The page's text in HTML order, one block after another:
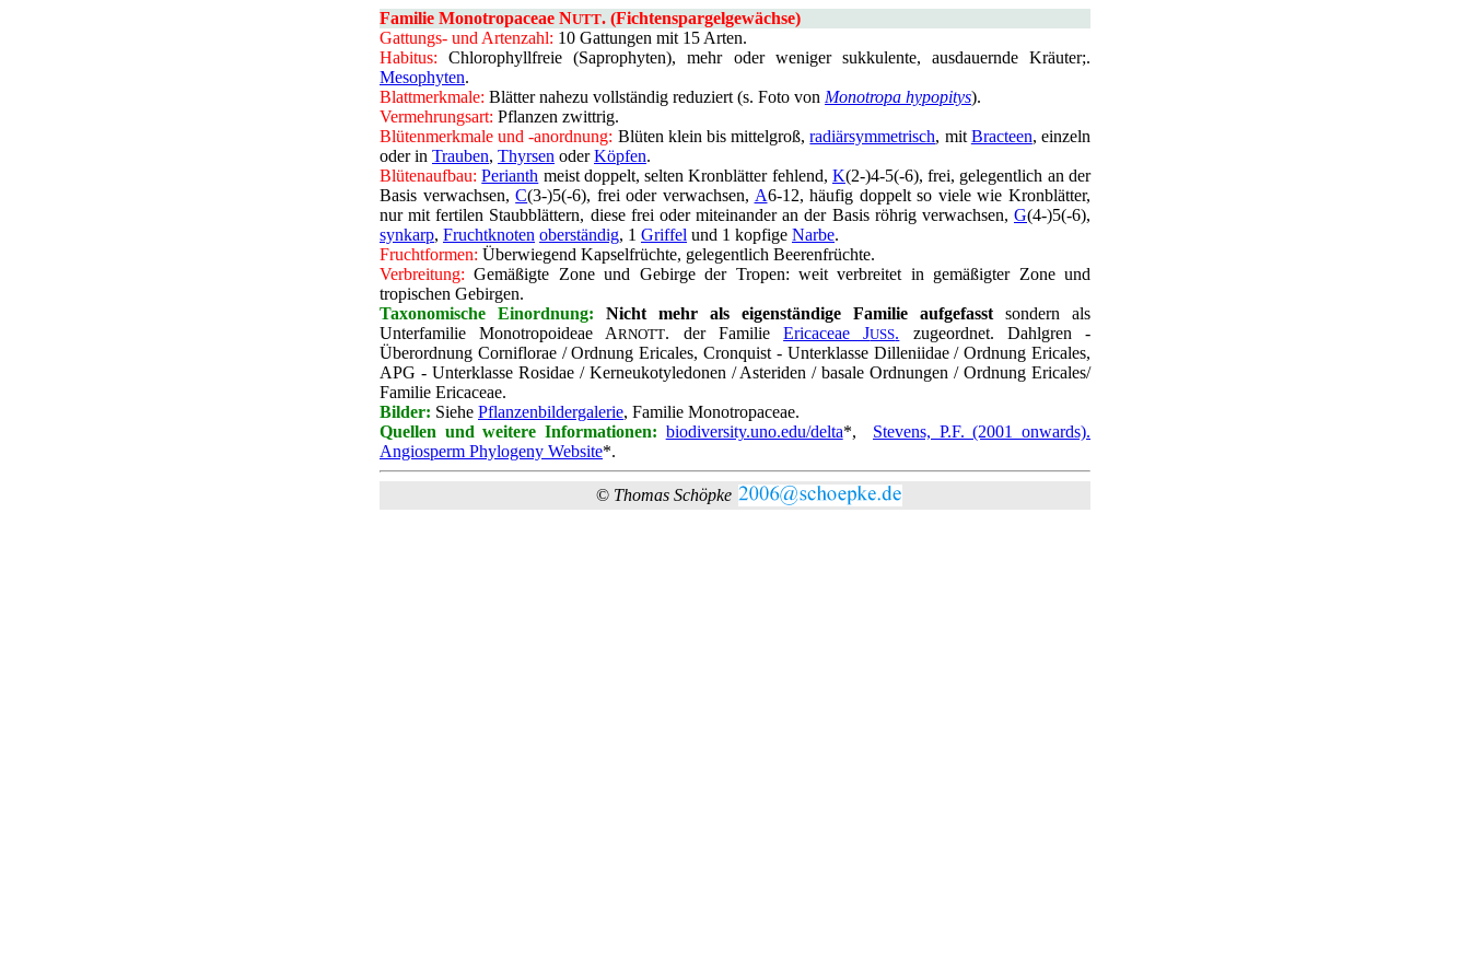
Familie Monotropaceae NUTT. (Fichtenspargelgewächse)
Gattungs- und Artenzahl: 10 Gattungen mit 15 Arten.
Habitus: Chlorophyllfreie (Saprophyten), mehr oder weniger sukkulente, ausdauernde Kräuter;.
Mesophyten.
Blattmerkmale: Blätter nahezu vollständig reduziert (s. Foto von Monotropa hypopitys).
Vermehrungsart: Pflanzen zwittrig.
Blütenmerkmale und -anordnung: Blüten klein bis mittelgroß,radiärsymmetrisch, mit Bracteen, einzeln
oder in Trauben, Thyrsen oderKöpfen.
Blütenaufbau: Perianth meist doppelt, selten Kronblätter fehlend, K(2-)4-5(-6), frei, gelegentlich an der
Basis verwachsen,C(3-)5(-6), frei oder verwachsen, A6-12, häufig doppelt so viele wie Kronblätter,
nur mit fertilen Staubblättern, diese frei oder miteinander an der Basis röhrig verwachsen, G(4-)5(-6),
synkarp, Fruchtknoten oberständig, 1 Griffel und 1 kopfige Narbe.
Fruchtformen: Überwiegend Kapselfrüchte, gelegentlich Beerenfrüchte.
Verbreitung: Gemäßigte Zone und Gebirge der Tropen: weit verbreitet in gemäßigter Zone und
tropischen Gebirgen.
Taxonomische Einordnung:
Nicht mehr als eigenständige Familie aufgefasst sondern als
Unterfamilie Monotropoideae ARNOTT. der FamilieEricaceae JUSS. zugeordnet. Dahlgren -
Überordnung Corniflorae / Ordnung Ericales, Cronquist - Unterklasse Dilleniidae / Ordnung Ericales,
APG - Unterklasse Rosidae / Kerneukotyledonen / Asteriden / basale Ordnungen / Ordnung Ericales/
Familie Ericaceae.
Bilder: Siehe Pflanzenbildergalerie, Familie Monotropaceae.
Quellen und weitere Informationen: biodiversity.uno.edu/delta*, Stevens, P.F. (2001 onwards).
Angiosperm Phylogeny Website*.
© Thomas Schöpke